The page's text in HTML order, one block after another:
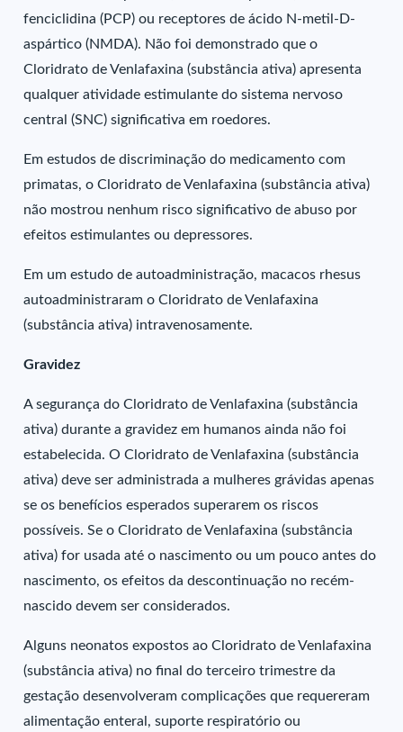
fenciclidina (PCP) ou receptores de ácido N-metil-D-
aspártico (NMDA). Não foi demonstrado que o
Cloridrato de Venlafaxina (substância ativa) apresenta
qualquer atividade estimulante do sistema nervoso
central (SNC) significativa em roedores.
Em estudos de discriminação do medicamento com
primatas, o Cloridrato de Venlafaxina (substância ativa)
não mostrou nenhum risco significativo de abuso por
efeitos estimulantes ou depressores.
Em um estudo de autoadministração, macacos rhesus
autoadministraram o Cloridrato de Venlafaxina
(substância ativa) intravenosamente.
Gravidez
A segurança do Cloridrato de Venlafaxina (substância
ativa) durante a gravidez em humanos ainda não foi
estabelecida. O Cloridrato de Venlafaxina (substância
ativa) deve ser administrada a mulheres grávidas apenas
se os benefícios esperados superarem os riscos
possíveis. Se o Cloridrato de Venlafaxina (substância
ativa) for usada até o nascimento ou um pouco antes do
nascimento, os efeitos da descontinuação no recém-
nascido devem ser considerados.
Alguns neonatos expostos ao Cloridrato de Venlafaxina
(substância ativa) no final do terceiro trimestre da
gestação desenvolveram complicações que requereram
alimentação enteral, suporte respiratório ou